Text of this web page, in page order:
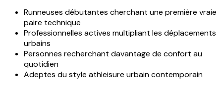
Runneuses débutantes cherchant une première vraie
paire technique
Professionnelles actives multipliant les déplacements
urbains
Personnes recherchant davantage de confort au
quotidien
Adeptes du style athleisure urbain contemporain